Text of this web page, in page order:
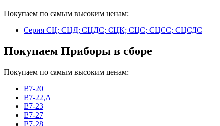
Покупаем по самым высоким ценам:
Серия СЦ; СЦД; СЦДС; СЦК; СЦС; СЦСС; СЦСДС
Покупаем Приборы в сборе
Покупаем по самым высоким ценам:
В7-20
В7-22,А
В7-23
В7-27
В7-28